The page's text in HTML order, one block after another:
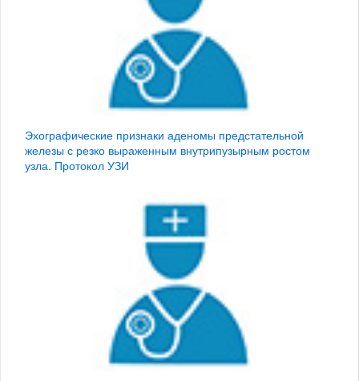
Эхографические признаки аденомы предстательной
железы с резко выраженным внутрипузырным ростом
узла. Протокол УЗИ